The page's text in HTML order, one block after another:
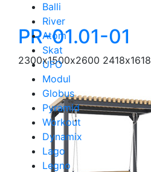
Balli
River
Atom
Skat
UFO
Modul
Globus
Pyramid
Workout
Dynamix
Lago
Legno
PR-01.01-01
2300х1500х2600 2418х1618